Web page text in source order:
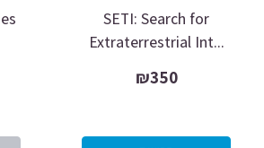
SETI: Search for
Extraterrestrial Int...
₪350